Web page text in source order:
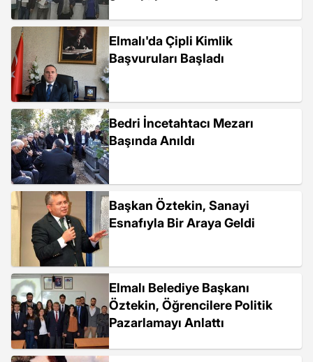
Elmalı'da Çipli Kimlik
Başvuruları Başladı
Bedri İncetahtacı Mezarı
Başında Anıldı
Başkan Öztekin, Sanayi
Esnafıyla Bir Araya Geldi
Elmalı Belediye Başkanı
Öztekin, Öğrencilere Politik
Pazarlamayı Anlattı